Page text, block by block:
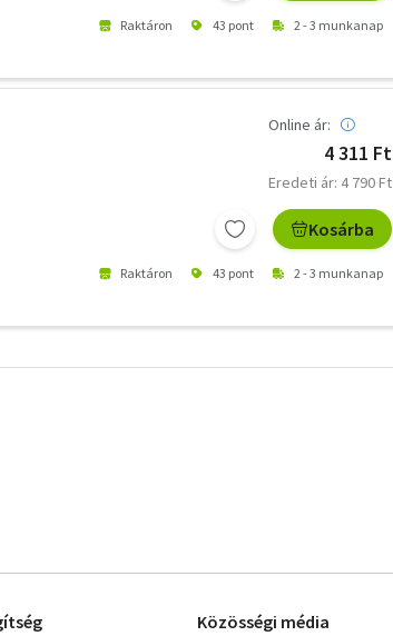
Raktáron 43 pont 2 - 3 munkanap
Online ár:
4 311 Ft
Eredeti ár: 4 790 Ft
Kosárba
Raktáron 43 pont 2 - 3 munkanap
Közösségi média